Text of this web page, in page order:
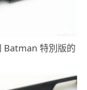
Batman 特別版的